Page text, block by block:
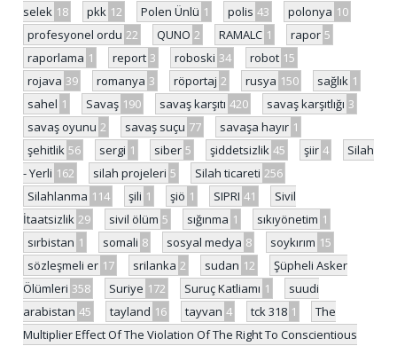
selek 18 pkk 12 Polen Ünlü 1 polis 43 polonya 10
profesyonel ordu 22 QUNO 2 RAMALC 1 rapor 5
raporlama 1 report 3 roboski 34 robot 15
rojava 39 romanya 3 röportaj 2 rusya 150 sağlık 1
sahel 1 Savaş 190 savaş karşıtı 420 savaş karşıtlığı 3
savaş oyunu 2 savaş suçu 77 savaşa hayır 1
şehitlik 56 sergi 1 siber 5 şiddetsizlik 45 şiir 4
Silah
- Yerli 162 silah projeleri 5 Silah ticareti 256
Silahlanma 114 şili 1 şiö 1 SIPRI 41
Sivil
İtaatsizlik 29 sivil ölüm 5 sığınma 1 sıkıyönetim 1
sırbistan 1 somali 8 sosyal medya 8 soykırım 15
sözleşmeli er 17 srilanka 2 sudan 12
Şüpheli Asker
Ölümleri 358 Suriye 172 Suruç Katliamı 1
suudi
arabistan 45 tayland 16 tayvan 4 tck 318 1
The
Multiplier Effect Of The Violation Of The Right To Conscientious